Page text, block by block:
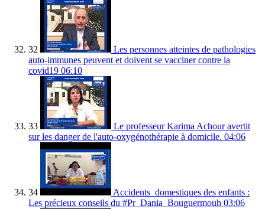
32
Les personnes atteintes de pathologies
auto-immunes peuvent et doivent se vacciner contre la
covid19 06:10
33
Le professeur Karima Achour avertit
sur les danger de l'auto-oxygénothérapie à domicile. 04:06
34
Accidents_domestiques des enfants :
Les précieux conseils du #Pr_Dania_Bouguermouh 03:06